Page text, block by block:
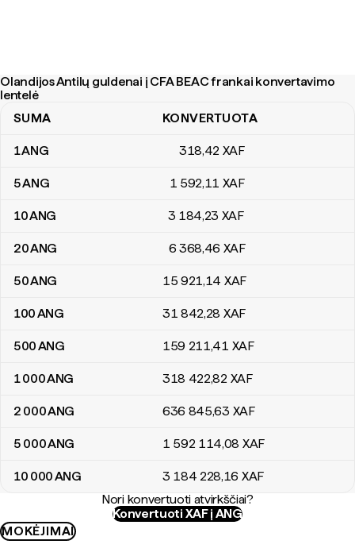
Olandijos Antilų guldenai į CFA BEAC frankai konvertavimo
lentelė
Olandijos Antilų guldenai į CFA BEAC frankai konvertavimo lentelė
SUMA KONVERTUOTA
1ANG 318,42 XAF
5ANG 1 592,11 XAF
10ANG 3 184,23 XAF
20ANG 6 368,46 XAF
50ANG 15 921,14 XAF
100ANG 31 842,28 XAF
500ANG 159 211,41 XAF
1 000ANG 318 422,82 XAF
2 000ANG 636 845,63 XAF
5 000ANG 1 592 114,08 XAF
10 000ANG 3 184 228,16 XAF
Nori konvertuoti atvirkščiai?
Konvertuoti XAF į ANG
MOKĖJIMAI